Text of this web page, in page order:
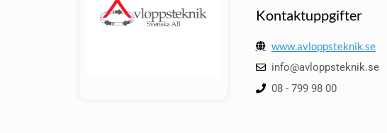
Kontaktuppgifter
www.avloppsteknik.se
info@avloppsteknik.se
08 - 799 98 00